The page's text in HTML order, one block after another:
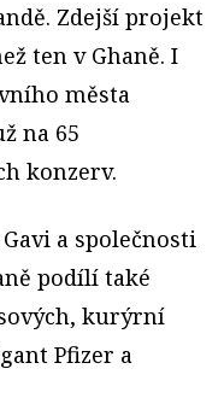
Zdejší projekt
ten v Ghaně. I
města
na 65
konzerv.
a společnosti
podílí také
kurýrní
Pfizer a